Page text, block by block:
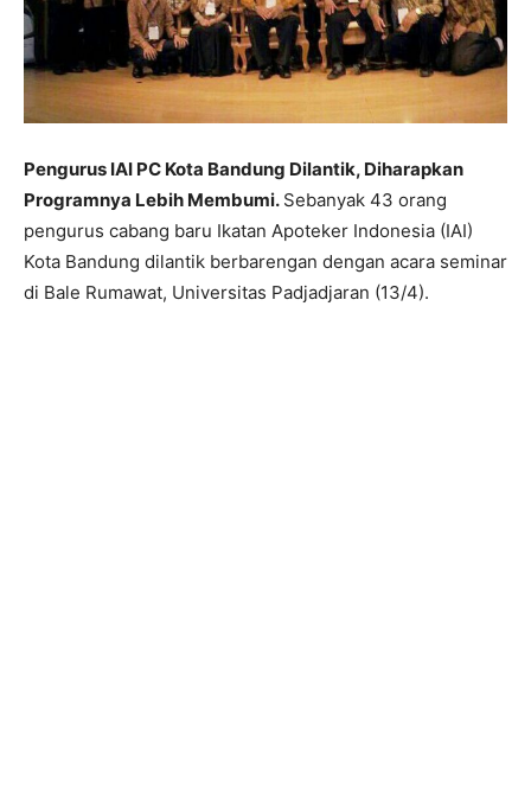
Pengurus IAI PC Kota Bandung Dilantik, Diharapkan
Programnya Lebih Membumi. Sebanyak 43 orang
pengurus cabang baru Ikatan Apoteker Indonesia (IAI)
Kota Bandung dilantik berbarengan dengan acara seminar
di Bale Rumawat, Universitas Padjadjaran (13/4).